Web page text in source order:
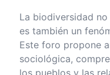
La biodiversidad
es también un
Este foro propone
sociológica,
los pueblos y las